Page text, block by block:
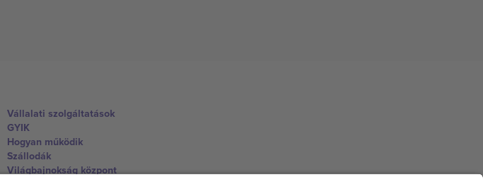
Vállalati szolgáltatások
GYIK
Hogyan működik
Szállodák
Világbajnokság központ